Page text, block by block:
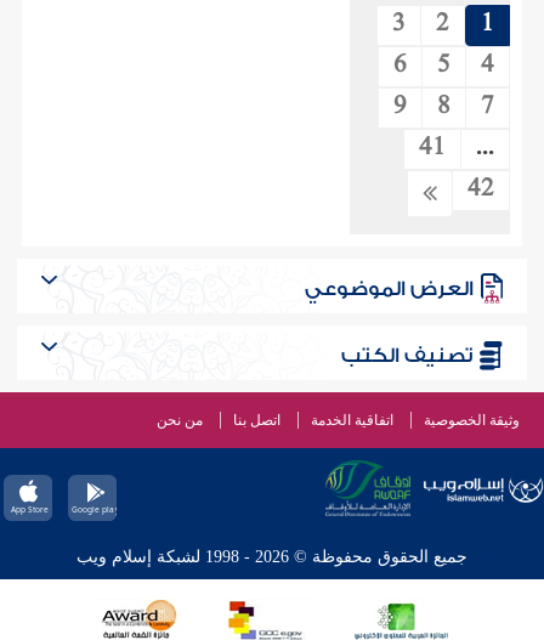
1
2
3
4
5
6
7
8
9
...
41
42
العرض الموضوعي
تصنيف الكتب
وثيقة الخصوصية اتفاقية الخدمة اتصل بنا من نحن
جميع الحقوق محفوظة © 2026 - 1998 لشبكة إسلام ويب